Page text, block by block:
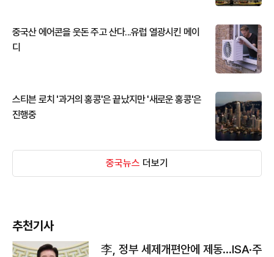
중국산 에어콘을 웃돈 주고 산다...유럽 열광시킨 메이
디
스티븐 로치 '과거의 홍콩'은 끝났지만 '새로운 홍콩'은
진행중
중국뉴스 더보기
추천기사
李, 정부 세제개편안에 제동…ISA·주